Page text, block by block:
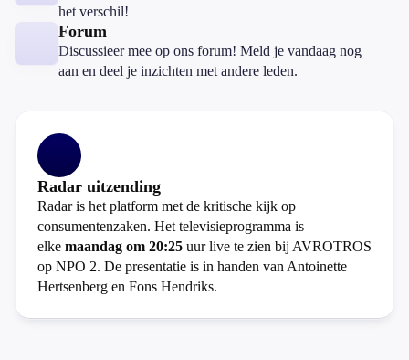
het verschil!
Forum
Discussieer mee op ons forum! Meld je vandaag nog
aan en deel je inzichten met andere leden.
Radar uitzending
Radar is het platform met de kritische kijk op
consumentenzaken. Het televisieprogramma is
elke maandag om 20:25 uur live te zien bij AVROTROS
op NPO 2. De presentatie is in handen van Antoinette
Hertsenberg en Fons Hendriks.